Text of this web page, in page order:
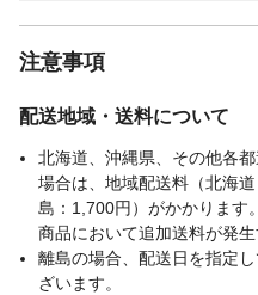
注意事項
配送地域・送料について
北海道、沖縄県、その他各
場合は、地域配送料（北海
島：1,700円）がかかります
商品において追加送料が発生
離島の場合、配送日を指定
ざいます。